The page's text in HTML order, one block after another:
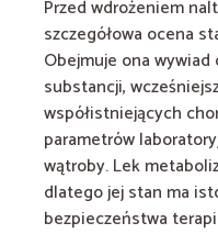
Przed wdrożeniem
szczegółowa ocena
Obejmuje ona
substancji,
współistniejących
parametrów
wątroby. Lek
dlatego jej stan ma
bezpieczeństwa